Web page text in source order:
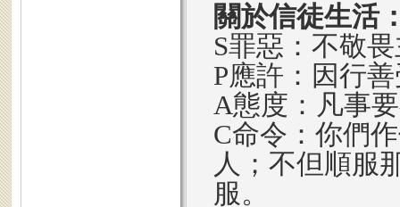
關於信徒生活
S罪惡：不敬
P應許：因行
A態度：凡事
C命令：你們
人；不但順服
服。